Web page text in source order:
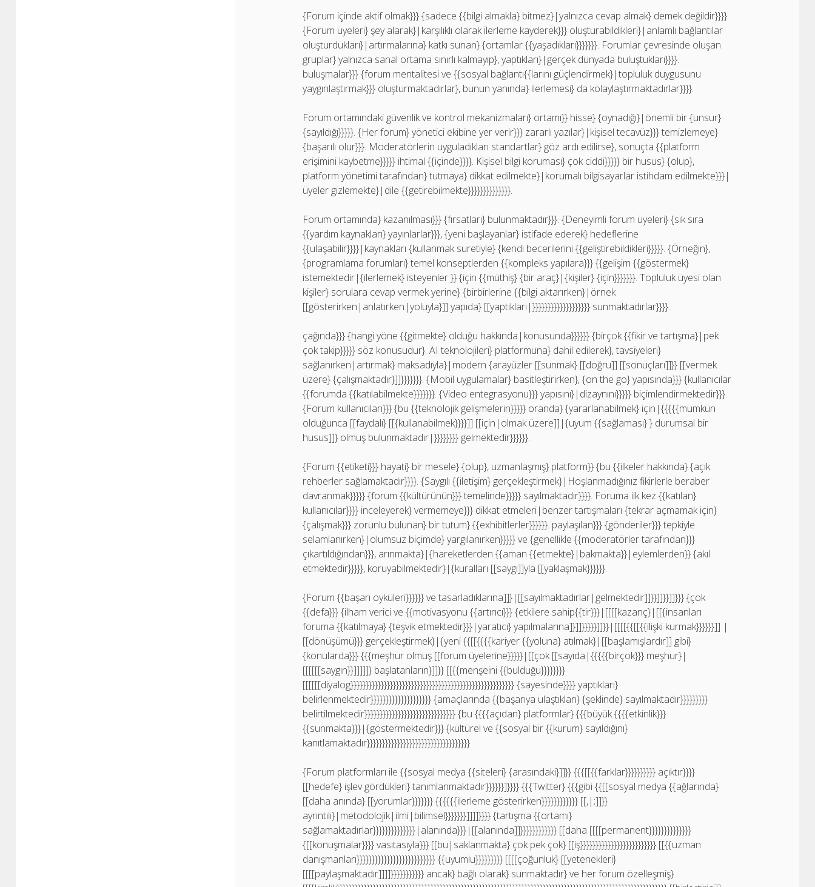
{Forum içinde aktif olmak}}} {sadece {{bilgi almakla} bitmez}|yalnızca cevap almak} demek değildir}}}}.
{Forum üyeleri} şey alarak}|karşılıklı olarak ilerleme kayderek}}} oluşturabildikleri}|anlamlı bağlantılar
oluşturdukları}|artırmalarına} katkı sunan} {ortamlar {{yaşadıkları}}}}}}}. Forumlar çevresinde oluşan
gruplar} yalnızca sanal ortama sınırlı kalmayıp}, yaptıkları}|gerçek dünyada buluştukları}}}}.
buluşmalar}}} {forum mentalitesi ve {{sosyal bağlantı{{larını güçlendirmek}|topluluk duygusunu
yaygınlaştırmak}}} oluşturmaktadırlar}, bunun yanında} ilerlemesi} da kolaylaştırmaktadırlar}}}}.
Forum ortamındaki güvenlik ve kontrol mekanizmaları} ortamı}} hisse} {oynadığı}|önemli bir {unsur}
{sayıldığı}}}}}. {Her forum} yönetici ekibine yer verir}}} zararlı yazılar}|kişisel tecavüz}}} temizlemeye}
{başarılı olur}}}. Moderatörlerin uyguladıkları standartlar} göz ardı edilirse}, sonuçta {{platform
erişimini kaybetme}}}}} ihtimal {{içinde}}}}. Kişisel bilgi koruması} çok ciddi}}}}} bir husus} {olup},
platform yönetimi tarafından} tutmaya} dikkat edilmekte}|korumalı bilgisayarlar istihdam edilmekte}}}|
üyeler gizlemekte}|dile {{getirebilmekte}}}}}}}}}}}}}}.
Forum ortamında} kazanılması}}} {fırsatları} bulunmaktadır}}}. {Deneyimli forum üyeleri} {sık sıra
{{yardım kaynakları} yayınlarlar}}}, {yeni başlayanlar} istifade ederek} hedeflerine
{{ulaşabilir}}}}|kaynakları {kullanmak suretiyle} {kendi becerilerini {{geliştirebildikleri}}}}}. {Örneğin},
{programlama forumları} temel konseptlerden {{kompleks yapılara}}} {{gelişim {{göstermek}
istemektedir|{ilerlemek} isteyenler }} {için {{müthiş} {bir araç}|{kişiler} {için}}}}}}}. Topluluk üyesi olan
kişiler} sorulara cevap vermek yerine} {birbirlerine {{bilgi aktarırken}|örnek
[[gösterirken|anlatırken|yoluyla}]] yapıda} [[yaptıkları|}}}}}}}}}}}}}}}}}}} sunmaktadırlar}}}}.
çağında}}} {hangi yöne {{gitmekte} olduğu hakkında|konusunda}}}}}} {birçok {{fikir ve tartışma}|pek
çok takip}}}}} söz konusudur}. AI teknolojileri} platformuna} dahil edilerek}, tavsiyeleri}
sağlanırken|artırmak} maksadıyla}|modern {arayüzler [[sunmak} [[doğru]] [[sonuçları]]}} [[vermek
üzere} {çalışmaktadır}]]}}}}}}}. {Mobil uygulamalar} basitleştirirken}, {on the go} yapısında}}} {kullanıcılar
{{forumda {{katılabilmekte}}}}}}}. {Video entegrasyonu}}} yapısını}|dizaynını}}}}} biçimlendirmektedir}}}.
{Forum kullanıcıları}}} {bu {{teknolojik gelişmelerin}}}}} oranda} {yararlanabilmek} için|{{{{{mümkün
olduğunca [[faydalı} [[{kullanabilmek}}}}]] [[için|olmak üzere]]|{uyum {{sağlaması} } durumsal bir
husus]]} olmuş bulunmaktadır|}}}}}}}} gelmektedir}}}}}}.
{Forum {{etiketi}}} hayati} bir mesele} {olup}, uzmanlaşmış} platform}} {bu {{ilkeler hakkında} {açık
rehberler sağlamaktadır}}}}. {Saygılı {{iletişim} gerçekleştirmek}|Hoşlanmadığınız fikirlerle beraber
davranmak}}}}} {forum {{kültürünün}}} temelinde}}}}} sayılmaktadır}}}}. Foruma ilk kez {{katılan}
kullanıcılar}}}} inceleyerek} vermemeye}}} dikkat etmeleri|benzer tartışmaları {tekrar açmamak için}
{çalışmak}}} zorunlu bulunan} bir tutum} {{exhibitlerler}}}}}}. paylaşılan}}} {gönderiler}}} tepkiyle
selamlanırken}|olumsuz biçimde} yargılanırken}}}}} ve {genellikle {{moderatörler tarafından}}}
çıkartıldığından}}}, arınmakta}|{hareketlerden {{aman {{etmekte}|bakmakta}}|eylemlerden}} {akıl
etmektedir}}}}}, koruyabilmektedir}|{kuralları [[saygı]]yla [[yaklaşmak}}}}}}.
{Forum {{başarı öyküleri}}}}}} ve tasarladıklarına]]}|[[sayılmaktadırlar|gelmektedir]]}}]]}}]]}}} {çok
{{defa}}} {ilham verici ve {{motivasyonu {{artırıcı}}} {etkilere sahip{{tir}}}|[[[[kazanç}|[[{insanları
foruma {{katılmaya} {teşvik etmektedir}}}|yaratıcı} yapılmalarına]}]]}}}}}]]}}|[[[[{{[[{{ilişki kurmak}}}}}}]] |
[[dönüşümü}}} gerçekleştirmek}|{yeni {{[[{{{{kariyer {{yoluna} atılmak}|[[başlamışlardır]] gibi}
{konularda}}} {{{meşhur olmuş [[forum üyelerine}}}}}|[[çok [[sayıda|{{{{{birçok}}} meşhur}|
[[[[[[saygın}}]]]]]} başlatanların}]]}} [[{{menşeini {{bulduğu}}}}}}}}
[[[[[[diyalog}}}}}}}}}}}}}}}}}}}}}}}}}}}}}}}}}}}}}}}}}}}}}}}}}}}}}} {sayesinde}}}} yaptıkları}
belirlenmektedir}}}}}}}}}}}}}}}}}}}} {amaçlarında {{başarıya ulaştıkları} {şeklinde} sayılmaktadır}}}}}}}}}
belirtilmektedir}}}}}}}}}}}}}}}}}}}}}}}}}}}}}} {bu {{{{açıdan} platformlar} {{{büyük {{{{etkinlik}}}
{{sunmakta}}}|{göstermektedir}}} {kültürel ve {{sosyal bir {{kurum} sayıldığını}
kanıtlamaktadır}}}}}}}}}}}}}}}}}}}}}}}}}}}}}}}}}}
{Forum platformları ile {{sosyal medya {{siteleri} {arasındaki}]]}} {{{[[{{farklar}}}}}}}}}} açıktır}}}}
[[hedefe} işlev gördükleri} tanımlanmaktadır}}}}}}]}}}} {{{Twitter} {{{gibi {{[[sosyal medya {{ağlarında}
[[daha anında} [[yorumlar}}}}}}} {{{{{{ilerleme gösterirken}}}}}}}}}}}} [[,|;]]}}
ayrıntılı}|metodolojik|ilmi|bilimsel}}}}}}}]]]]}}}} {tartışma {{ortamı}
sağlamaktadırlar}}}}}}}}}}}}}}|alanında}}}|[[alanında]]}}}}}}}}}}}} [[daha [[[[permanent}}}}}}}}}}}}}}
{[[konuşmalar}}}} vasıtasıyla}}} [[bu|saklanmakta} çok pek çok} [[iş}}}}}}}}}}}}}}}}}}}}}}}}} [[{{uzman
danışmanları}}}}}}}}}}}}}}}}}}}}}}}}}} {{uyumlu}}}}}}}}} [[[[çoğunluk} [[yetenekleri}
[[[[paylaşmaktadır]]]]}}}}}}}}}}} ancak} bağlı olarak} sunmaktadır} ve her forum özelleşmiş}